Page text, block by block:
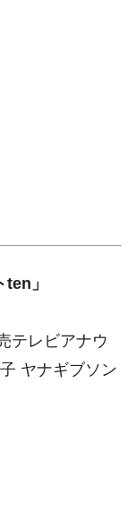
」
テレビアナウ
ヤナギブソン